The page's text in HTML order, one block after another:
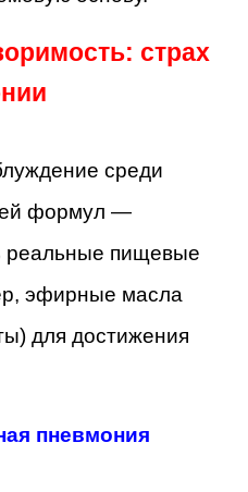
страх
среди
формул —
реальные пищевые
эфирные масла
для достижения
пневмония